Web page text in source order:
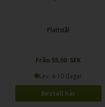
Plattstål
Från 55,00 SEK
Lev. 4-10 dagar
Beställ här